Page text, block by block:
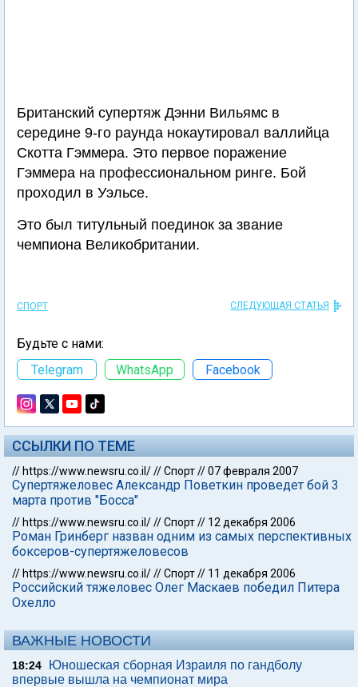
Британский супертяж Дэнни Вильямс в
середине 9-го раунда нокаутировал валлийца
Скотта Гэммера. Это первое поражение
Гэммера на профессиональном ринге. Бой
проходил в Уэльсе.
Это был титульный поединок за звание
чемпиона Великобритании.
СПОРТ СЛЕДУЮЩАЯ СТАТЬЯ
Будьте с нами:
Telegram
WhatsApp Facebook
ССЫЛКИ ПО ТЕМЕ
// https://www.newsru.co.il///Спорт//07 февраля 2007
Супертяжеловес Александр Поветкин проведет бой 3
марта против "Босса"
// https://www.newsru.co.il///Спорт// 12 декабря 2006
Роман Гринберг назван одним из самых перспективных
боксеров-супертяжеловесов
// https://www.newsru.co.il///Спорт// 11 декабря 2006
Российский тяжеловес Олег Маскаев победил Питера
Охелло
ВАЖНЫЕ НОВОСТИ
18:24
Юношеская сборная Израиля по гандболу
впервые вышла на чемпионат мира